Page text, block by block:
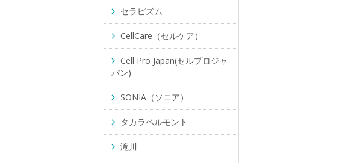
セラピズム
CellCare（セルケア）
Cell Pro Japan(セルプロジャ
パン)
SONIA（ソニア）
タカラベルモント
滝川